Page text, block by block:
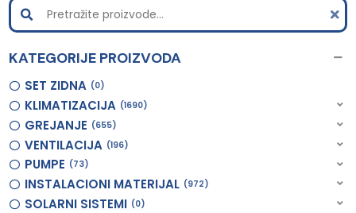
KATEGORIJE PROIZVODA
SET ZIDNA 0
KLIMATIZACIJA 1690
GREJANJE 655
VENTILACIJA 196
PUMPE 73
INSTALACIONI MATERIJAL 972
SOLARNI SISTEMI 0